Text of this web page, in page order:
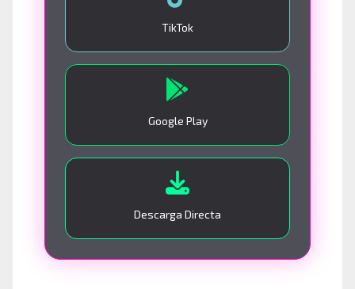
TikTok
Google Play
Descarga Directa